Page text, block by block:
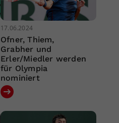
17.06.2024
Ofner, Thiem,
Grabher und
Erler/Miedler werden
für Olympia
nominiert